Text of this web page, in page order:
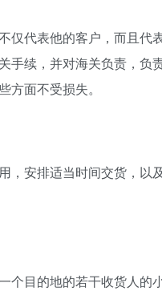
仅代表他的客户，而且代
手续，并对海关负责，负
面不受损失。
，安排适当时间交货，以
个目的地的若干收货人的